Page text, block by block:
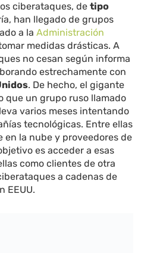
ciberataques, detipo
han llegado de grupos
a laAdministración
medidas drásticas. A
no cesan según informa
estrechamente con
. De hecho, el gigante
que un grupo ruso llamado
varios meses intentando
tecnológicas. Entre ellas
en la nube y proveedores de
es acceder a esas
como clientes de otra
a cadenas de
EEUU.